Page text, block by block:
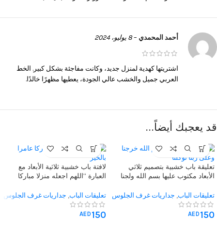
أحمد المحمدي –8 يوليو، 2024
اشتريتها كهدية لمنزل جديد، وكانت مفاجئة بشكل كبير. الخط
العربي جميل والخشب عالي الجودة، يعطيها مظهرًا خالدًا.
قد يعجبك أيضاً…
تعليقة باب خشبية بتصميم ثلاثي
الأبعاد مكتوب عليها بسم الله ولجنا
زهور مضافة، هدية مثالية لمنزل جديد
أو كهدية ترحيبية مميزة
تعليقات الباب, جداريات غرف الجلوس
AED 150
لافتة باب خشبية ثلاثية الأبعاد مع
العبارة “اللهم اجعله منزلا مباركا
للمنزل الجديد
تعليقات الباب, جداريات غرف الجلوس
AED 150